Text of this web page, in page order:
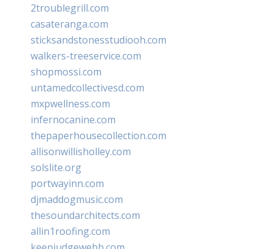
2troublegrill.com
casateranga.com
sticksandstonesstudiooh.com
walkers-treeservice.com
shopmossi.com
untamedcollectivesd.com
mxpwellness.com
infernocanine.com
thepaperhousecollection.com
allisonwillisholley.com
solslite.org
portwayinn.com
djmaddogmusic.com
thesoundarchitects.com
allin1roofing.com